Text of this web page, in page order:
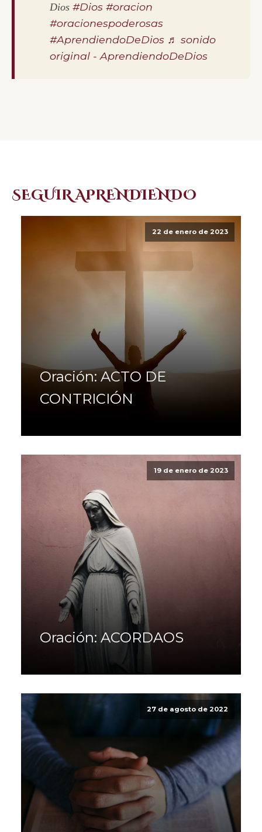
Dios #Dios #oracion
#oracionespoderosas
#AprendiendoDeDios ♬ sonido
original - AprendiendoDeDios
SEGUIR APRENDIENDO
22 de enero de 2023
Oración: ACTO DE
CONTRICIÓN
19 de enero de 2023
Oración: ACORDAOS
27 de agosto de 2022